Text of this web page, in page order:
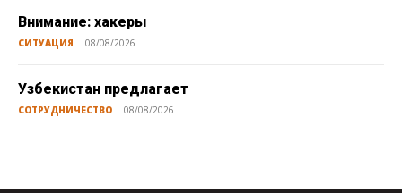
Внимание: хакеры
СИТУАЦИЯ 08/08/2026
Узбекистан предлагает
СОТРУДНИЧЕСТВО 08/08/2026